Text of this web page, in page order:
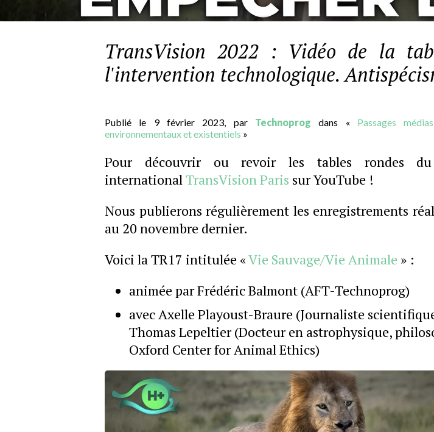
TransVision 2022 : Vidéo de la
l'intervention technologique.
Publié le 9 février 2023, par Technoprog dans « Passages médias
environnementaux et existentiels »
Pour découvrir ou revoir les tables rondes du
internationalTransVision Paris sur YouTube !
Nous publierons régulièrement les enregistrements
au 20 novembre dernier.
Voici la TR17 intitulée «Vie Sauvage/Vie Animale » :
animée par Frédéric Balmont (AFT-Technoprog)
avec Axelle Playoust-Braure (Journaliste
Thomas Lepeltier (Docteur en astrophysique,
Oxford Center for Animal Ethics)